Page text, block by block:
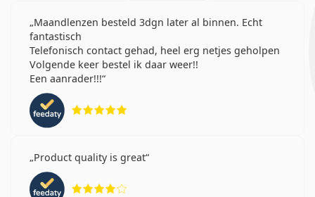
Maandlenzen besteld 3dgn later al binnen. Echt
fantastisch
Telefonisch contact gehad, heel erg netjes geholpen
Volgende keer bestel ik daar weer!!
Een aanrader!!!
Product quality is great